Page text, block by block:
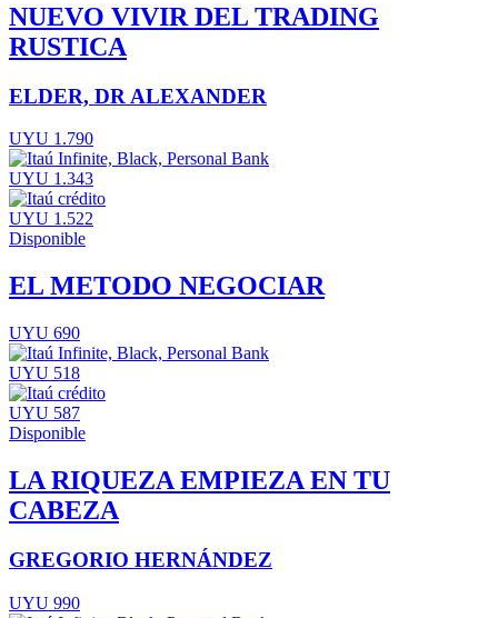
NUEVO VIVIR DEL TRADING
RUSTICA
ELDER, DR ALEXANDER
UYU 1.790
UYU 1.343
UYU 1.522
Disponible
EL METODO NEGOCIAR
UYU 690
UYU 518
UYU 587
Disponible
LA RIQUEZA EMPIEZA EN TU
CABEZA
GREGORIO HERNÁNDEZ
UYU 990